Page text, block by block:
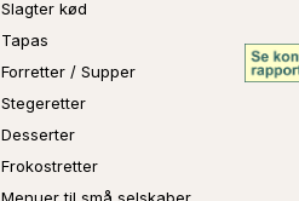
Slagter kød
Tapas
Forretter / Supper
Stegeretter
Desserter
Frokostretter